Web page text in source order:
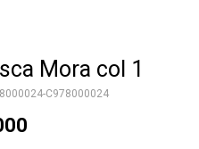
Mora col 1
C978000024